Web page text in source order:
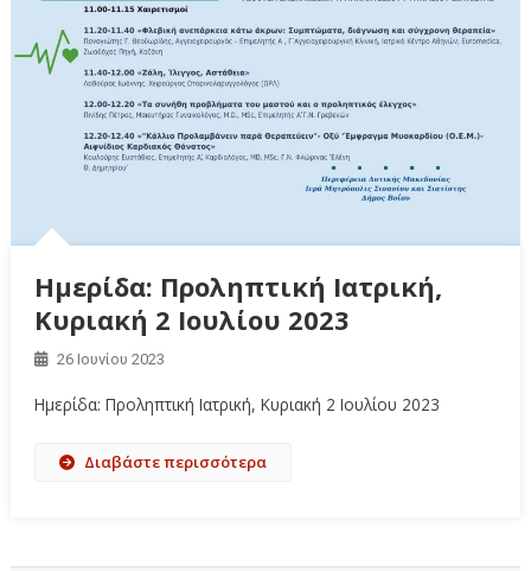
Ημερίδα: Προληπτική Ιατρική,
Κυριακή 2 Ιουλίου 2023
26 Ιουνίου 2023
Ημερίδα: Προληπτική Ιατρική, Κυριακή 2 Ιουλίου 2023
Διαβάστε περισσότερα